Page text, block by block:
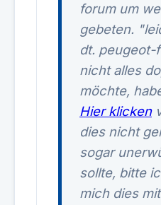
forum um
gebeten.
dt. peugeot-
nicht alles
möchte,
Hier klicken
dies nicht
sogar
sollte, bitte
mich dies